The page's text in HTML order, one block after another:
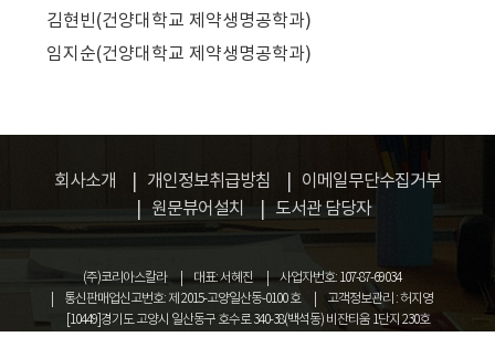
김현빈(건양대학교 제약생명공학과)
임지순(건양대학교 제약생명공학과)
회사소개 개인정보취급방침
이메일무단수집거부
원문뷰어설치
도서관 담당자
(주)코리아스칼라 대표: 서혜진
사업자번호: 107-87-69034
통신판매업신고번호: 제 2015-고양일산동-0100 호
고객정보관리 : 허지영
[10449]경기도 고양시 일산동구 호수로 340-38(백석동) 비잔티움 1단지 230호